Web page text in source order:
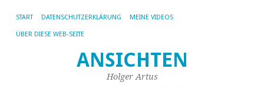
START DATENSCHUTZERKLÄRUNG MEINE VIDEOS
ÜBER DIESE WEB-SEITE
ANSICHTEN
Holger Artus